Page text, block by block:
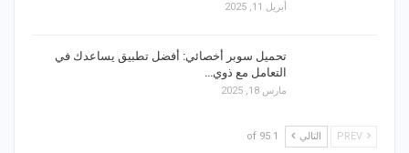
أبريل 11, 2025
تحميل سوبر أخصائي: أفضل تطبيق يساعدك في
التعامل مع ذوي…
مارس 18, 2025
التالي 1 of 95